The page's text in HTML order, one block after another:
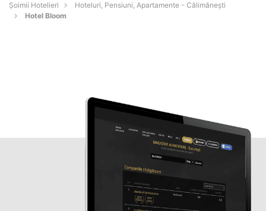
Șoimii Hotelieri
Hoteluri, Pensiuni, Apartamente - Călimăneşti
Hotel Bloom